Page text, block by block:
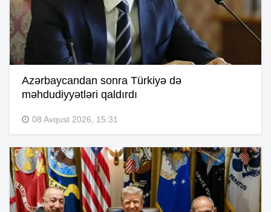
Azərbaycandan sonra Türkiyə də
məhdudiyyətləri qaldırdı
08 Avqust 2026, 15:31